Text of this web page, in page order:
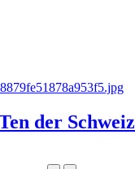
der Schweiz